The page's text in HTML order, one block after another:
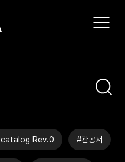
모스아인스가구
Rev.0 #관공서